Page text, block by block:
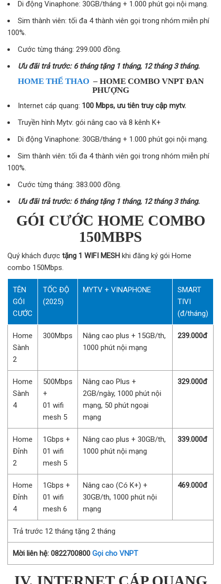
Di động Vinaphone: 30GB/tháng + 1.000 phút gọi nội mạng.
Sim thành viên: tối đa 4 thành viên gọi trong nhóm miễn phí
100%.
Cước từng tháng: 299.000 đồng.
Ưu đãi trả trước: 6 tháng tặng 1 tháng, 12 tháng 3 tháng.
HOME THỂ THAO– HOME COMBO VNPT ĐAN
PHƯỢNG
Internet cáp quang: 100 Mbps, ưu tiên truy cập mytv.
Truyền hình Mytv: gói nâng cao và 8 kênh K+
Di động Vinaphone: 30GB/tháng + 1.000 phút gọi nội mạng.
Sim thành viên: tối đa 4 thành viên gọi trong nhóm miễn phí
100%.
Cước từng tháng: 383.000 đồng.
Ưu đãi trả trước: 6 tháng tặng 1 tháng, 12 tháng 3 tháng.
GÓI CƯỚC HOME COMBO
150MBPS
Quý khách được tặng 1 WIFI MESH khi đăng ký gói Home
combo 150Mbps.
TÊN
GÓI
CƯỚC
TỐC ĐỘ
(2025)
MYTV + VINAPHONE
SMART
TIVI
(đ/tháng)
Home
Sành
2
300Mbps
Nâng cao plus + 15GB/th,
1000 phút nội mạng
239.000đ
Home
Sành
4
500Mbps
+
01 wifi
mesh 5
Nâng cao Plus +
2GB/ngày, 1000 phút nội
mạng, 50 phút ngoại
mạng
329.000đ
Home
Đỉnh
2
1Gbps +
01 wifi
mesh 5
Nâng cao plus + 30GB/th,
1000 phút nội mạng
339.000đ
Home
Đỉnh
4
1Gbps +
01 wifi
mesh 6
Nâng cao (Có K+) +
30GB/th, 1000 phút nội
mạng
469.000đ
Trả trước 12 tháng tặng 2 tháng
Mời liên hệ: 0822700800 Gọi cho VNPT